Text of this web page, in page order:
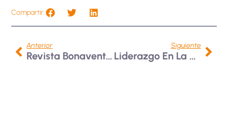
Compartir:
Anterior
Revista Bonaventuriana, Líder En Colombia Y Latinoamérica
Siguiente
Liderazgo En La Red De Bienestar De Antioquia En ASCUN